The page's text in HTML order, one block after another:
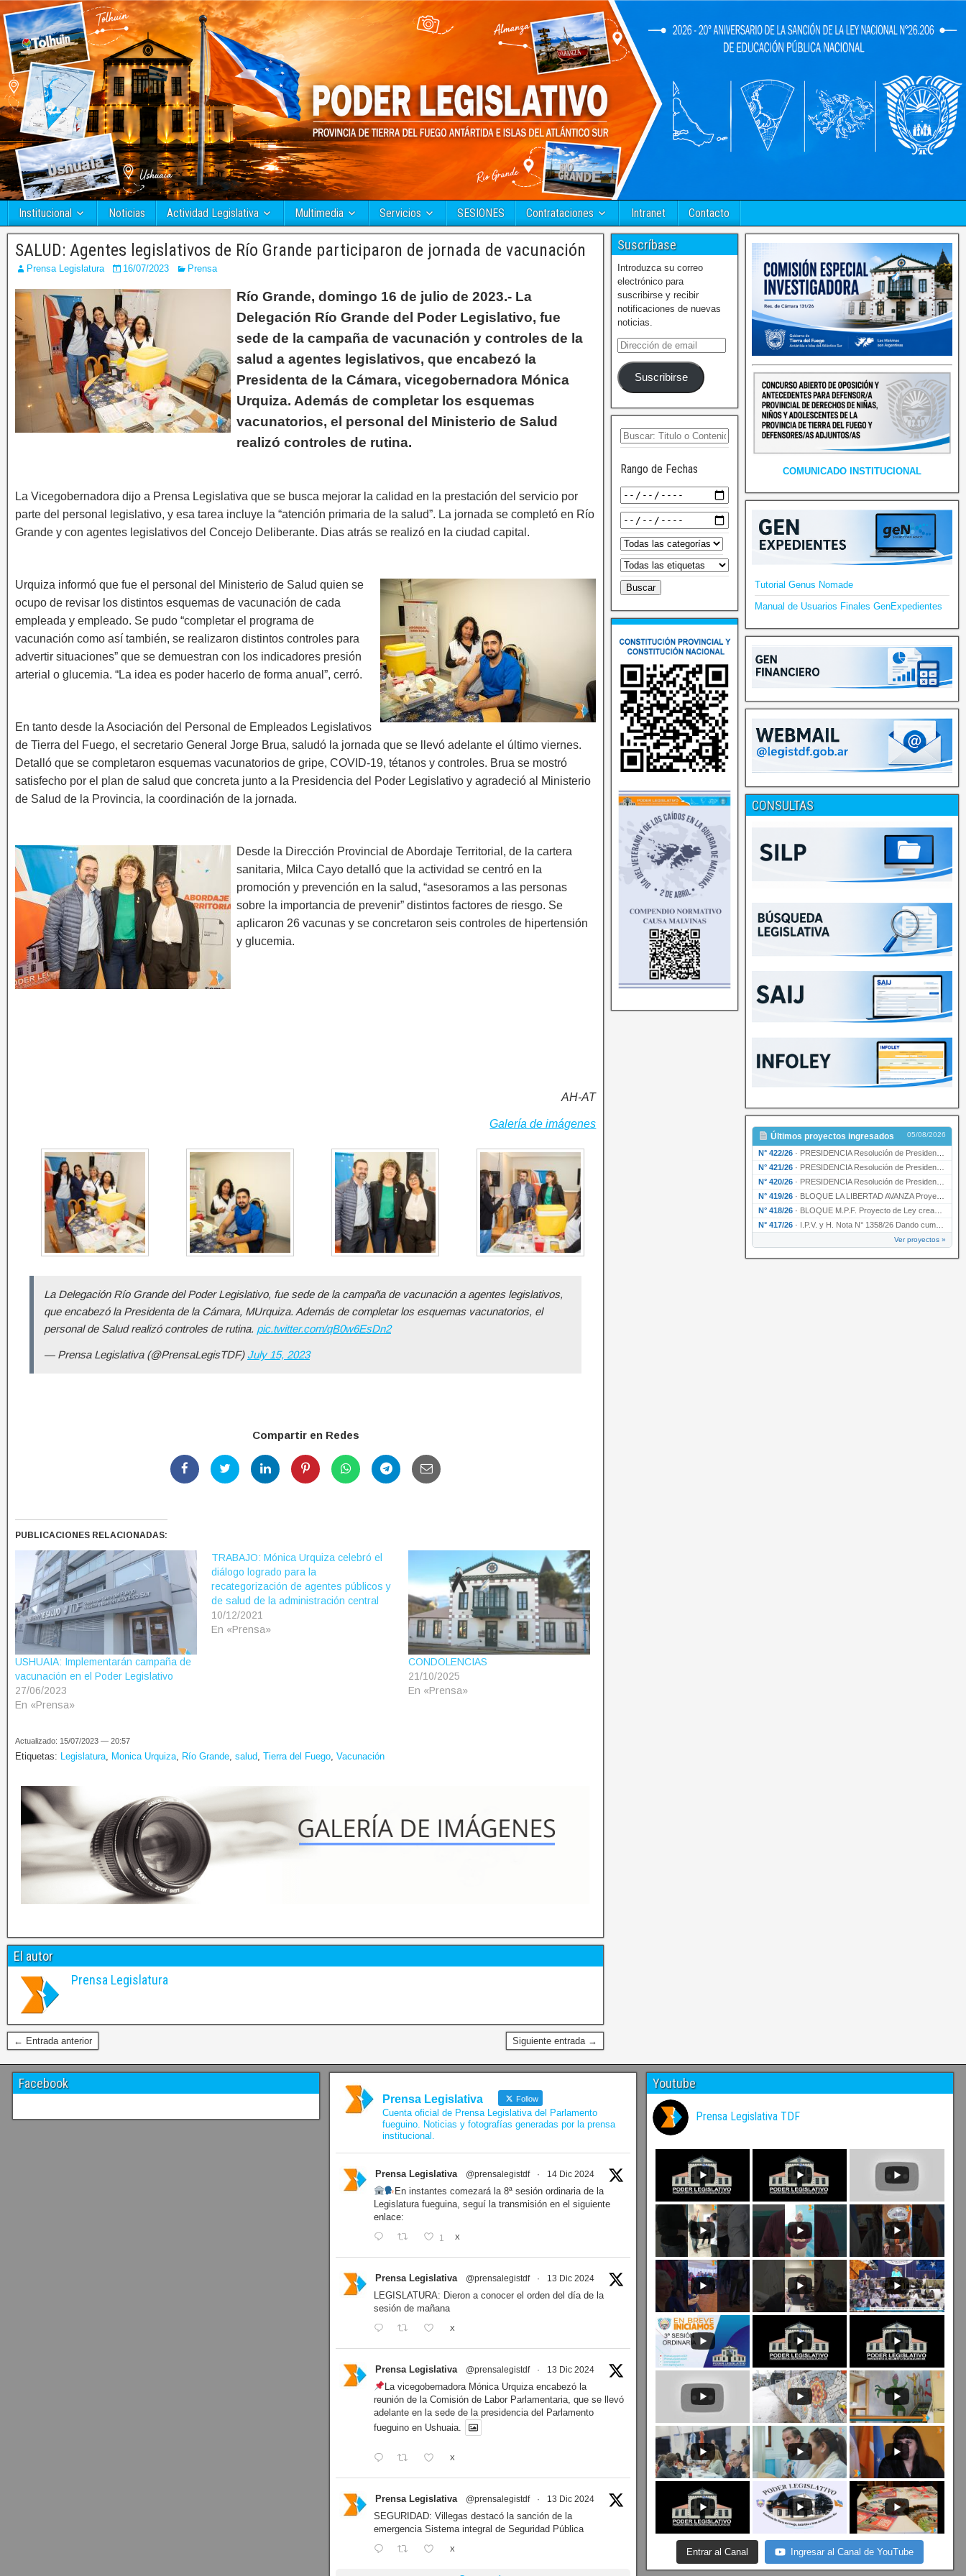
Institucional Noticias Actividad Legislativa Multimedia Servicios SESIONES Contrataciones Intranet Contacto
SALUD: Agentes legislativos de Río Grande participaron de jornada de vacunación
Prensa Legislatura 16/07/2023 Prensa
Río Grande, domingo 16 de julio de 2023.- La
Delegación Río Grande del Poder Legislativo, fue
sede de la campaña de vacunación y controles de la
salud a agentes legislativos, que encabezó la
Presidenta de la Cámara, vicegobernadora Mónica
Urquiza. Además de completar los esquemas
vacunatorios, el personal del Ministerio de Salud
realizó controles de rutina.
La Vicegobernadora dijo a Prensa Legislativa que se busca mejorar la calidad en la prestación del servicio por
parte del personal legislativo, y esa tarea incluye la “atención primaria de la salud”. La jornada se completó en Río
Grande y con agentes legislativos del Concejo Deliberante. Dias atrás se realizó en la ciudad capital.
Urquiza informó que fue el personal del Ministerio de Salud quien se
ocupo de revisar los distintos esquemas de vacunación de cada
empleada y empleado. Se pudo “completar el programa de
vacunación como así también, se realizaron distintos controles para
advertir situaciones” que se demuestran con los indicadores presión
arterial o glucemia. “La idea es poder hacerlo de forma anual”, cerró.
En tanto desde la Asociación del Personal de Empleados Legislativos
de Tierra del Fuego, el secretario General Jorge Brua, saludó la jornada que se llevó adelante el último viernes.
Detalló que se completaron esquemas vacunatorios de gripe, COVID-19, tétanos y controles. Brua se mostró
satisfecho por el plan de salud que concreta junto a la Presidencia del Poder Legislativo y agradeció al Ministerio
de Salud de la Provincia, la coordinación de la jornada.
Desde la Dirección Provincial de Abordaje Territorial, de la cartera
sanitaria, Milca Cayo detalló que la actividad se centró en la
promoción y prevención en la salud, “asesoramos a las personas
sobre la importancia de prevenir” distintos factores de riesgo. Se
aplicaron 26 vacunas y se concretaron seis controles de hipertensión
y glucemia.
AH-AT
Galería de imágenes
La Delegación Río Grande del Poder Legislativo, fue sede de la campaña de vacunación a agentes legislativos,
que encabezó la Presidenta de la Cámara, MUrquiza. Además de completar los esquemas vacunatorios, el
personal de Salud realizó controles de rutina. pic.twitter.com/qB0w6EsDn2
— Prensa Legislativa (@PrensaLegisTDF) July 15, 2023
Compartir en Redes
PUBLICACIONES RELACIONADAS:
USHUAIA: Implementarán campaña de
vacunación en el Poder Legislativo
27/06/2023
En «Prensa»
TRABAJO: Mónica Urquiza celebró el
diálogo logrado para la
recategorización de agentes públicos y
de salud de la administración central
10/12/2021
En «Prensa»
CONDOLENCIAS
21/10/2025
En «Prensa»
Actualizado: 15/07/2023 — 20:57
Etiquetas: Legislatura, Monica Urquiza, Río Grande, salud, Tierra del Fuego, Vacunación
El autor
Prensa Legislatura
← Entrada anterior Siguiente entrada →
Suscríbase
Introduzca su correo
electrónico para
suscribirse y recibir
notificaciones de nuevas
noticias.
Suscribirse
Rango de Fechas COMUNICADO INSTITUCIONAL
Tutorial Genus Nomade
Manual de Usuarios Finales GenExpedientes
CONSULTAS
Últimos proyectos ingresados 05/08/2026
N° 422/26 · PRESIDENCIA Resolución de Presidencia N° 200/26 para su ratificación.
N° 421/26 · PRESIDENCIA Resolución de Presidencia N° 199/26 para su ratificación.
N° 420/26 · PRESIDENCIA Resolución de Presidencia N° 198/26 para su ratificación.
N° 419/26 · BLOQUE LA LIBERTAD AVANZA Proyecto de Ley declarando la esencialidad del servicio educativ…
N° 418/26 · BLOQUE M.P.F. Proyecto de Ley creando el Ente Único Regulador de servicios públicos de la …
N° 417/26 · I.P.V. y H. Nota N° 1358/26 Dando cumplimiento al artículo 29 de la Ley provincial N° 1399…
Ver proyectos »
Facebook
Prensa Legislativa Follow
Cuenta oficial de Prensa Legislativa del Parlamento
fueguino. Noticias y fotografías generadas por la prensa
institucional.
Prensa Legislativa @prensalegistdf · 14 Dic 2024
En instantes comezará la 8ª sesión ordinaria de la
Legislatura fueguina, seguí la transmisión en el siguiente
enlace:
1 X
Prensa Legislativa @prensalegistdf · 13 Dic 2024
LEGISLATURA: Dieron a conocer el orden del día de la
sesión de mañana
X
Prensa Legislativa @prensalegistdf · 13 Dic 2024
La vicegobernadora Mónica Urquiza encabezó la
reunión de la Comisión de Labor Parlamentaria, que se llevó
adelante en la sede de la presidencia del Parlamento
fueguino en Ushuaia.
X
Prensa Legislativa @prensalegistdf · 13 Dic 2024
SEGURIDAD: Villegas destacó la sanción de la
emergencia Sistema integral de Seguridad Pública
X
Youtube
Prensa Legislativa TDF
Entrar al Canal Ingresar al Canal de YouTube